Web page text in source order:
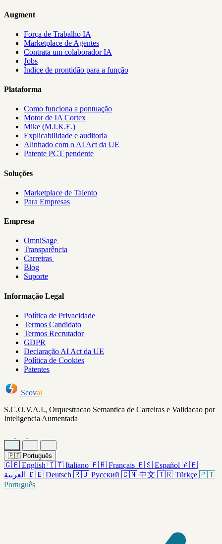
Augment
Força de Trabalho IA
Marketplace de Agentes
Contrata um colaborador IA
Jobs
Índice de prontidão para a função
Plataforma
Como funciona a pontuação
Motor de IA Cortex
Mike (M.I.K.E.)
Explicabilidade e auditoria
Alinhado com o AI Act da UE
Patente PCT pendente
Soluções
Marketplace de Talento
Para Empresas
Empresa
OmniSage
Transparência
Carreiras
Blog
Suporte
Informação Legal
Política de Privacidade
Termos Candidato
Termos Recrutador
GDPR
Declaração AI Act da UE
Política de Cookies
Patentes
Scovai
S.C.O.V.A.I., Orquestracao Semantica de Carreiras e Validacao por
Inteligencia Aumentada
🇵🇹 Português
🇬🇧 English 🇮🇹 Italiano 🇫🇷 Français 🇪🇸 Español 🇦🇪
العربية 🇩🇪 Deutsch 🇷🇺 Русский 🇨🇳 中文 🇹🇷 Türkçe 🇵🇹
Português